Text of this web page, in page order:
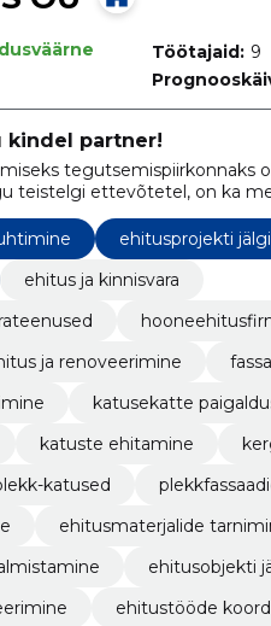
Töötajaid: 9
kindel partner!
tegutsemispiirkonnaks
teistelgi ettevõtetel, on ka
ehitusprojekti
ehitus ja kinnisvara
ja renoveerimine
katusekatte
katuste ehitamine
katused
ehitusmaterjalide
ehitusobjekti
ehitustööde